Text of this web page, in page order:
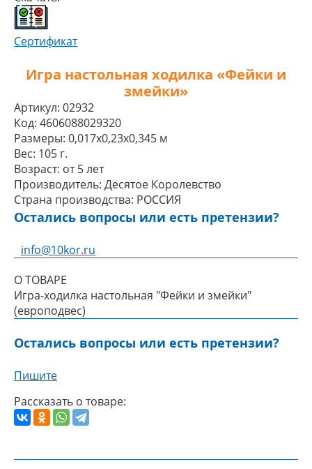
Сертификат
Игра настольная ходилка «Фейки и
змейки»
Артикул: 02932
Код: 4606088029320
Размеры: 0,017x0,23x0,345 м
Вес: 105 г.
Возраст: от 5 лет
Производитель: Десятое Королевство
Страна производства: РОССИЯ
Остались вопросы или есть претензии?
info@10kor.ru
О ТОВАРЕ
Игра-ходилка настольная "Фейки и змейки"
(европодвес)
Остались вопросы или есть претензии?
Пишите
Рассказать о товаре: